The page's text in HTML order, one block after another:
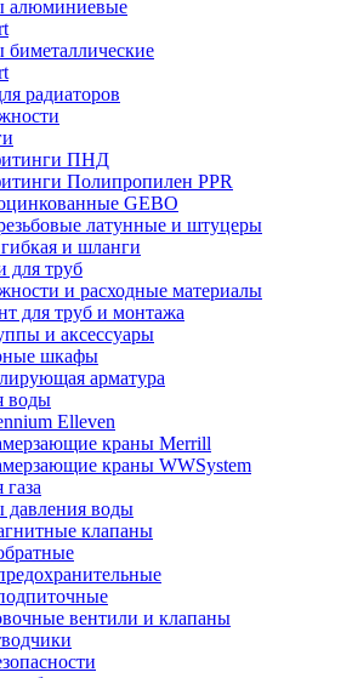
алюминиевые
биметаллические
радиаторов
ПНД
Полипропилен PPR
GEBO
латунные и штуцеры
и шланги
для труб
и расходные материалы
для труб и монтажа
и аксессуары
шкафы
арматура
воды
Elleven
краны Merrill
краны WWSystem
давления воды
клапаны
вентили и клапаны